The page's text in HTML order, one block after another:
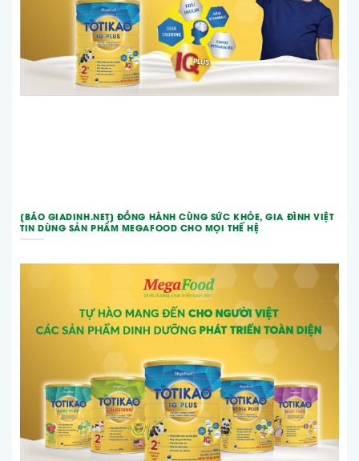
[BÁO GIADINH.NET] ĐỒNG HÀNH CÙNG SỨC KHỎE, GIA ĐÌNH VIỆT
TIN DÙNG SẢN PHẨM MEGAFOOD CHO MỌI THẾ HỆ